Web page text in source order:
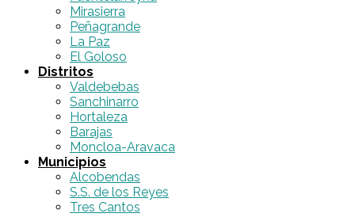
Mirasierra
Peñagrande
La Paz
El Goloso
Distritos
Valdebebas
Sanchinarro
Hortaleza
Barajas
Moncloa-Aravaca
Municipios
Alcobendas
S.S. de los Reyes
Tres Cantos